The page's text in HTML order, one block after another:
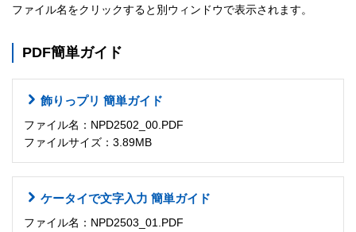
ファイル名をクリックすると別ウィンドウで表示されます。
PDF簡単ガイド
飾りっプリ 簡単ガイド
ファイル名：NPD2502_00.PDF
ファイルサイズ：3.89MB
ケータイで文字入力 簡単ガイド
ファイル名：NPD2503_01.PDF